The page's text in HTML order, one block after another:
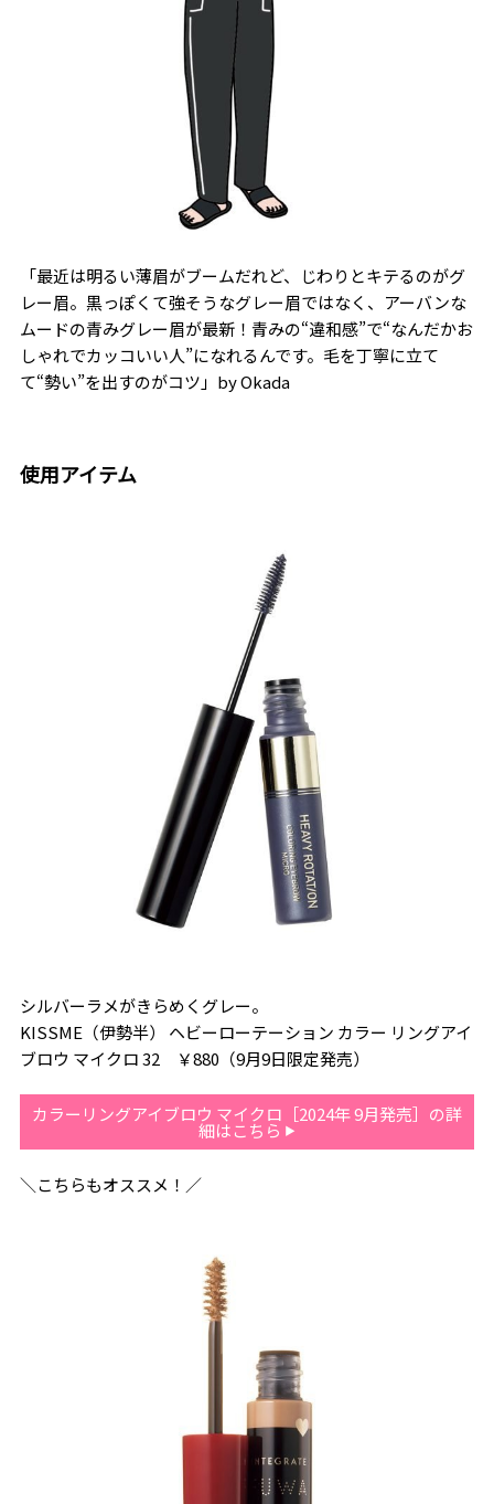
「最近は明るい薄眉がブームだれど、じわりとキテるのがグ
レー眉。黒っぽくて強そうなグレー眉ではなく、アーバンな
ムードの青みグレー眉が最新！青みの“違和感”で“なんだかお
しゃれでカッコいい人”になれるんです。毛を丁寧に立て
て“勢い”を出すのがコツ」by Okada
使用アイテム
シルバーラメがきらめくグレー。
KISSME（伊勢半） ヘビーローテーション カラー リングアイ
ブロウ マイクロ 32 ￥880（9月9日限定発売）
カラーリングアイブロウ マイクロ［2024年 9月発売］の詳
細はこちら
＼こちらもオススメ！／